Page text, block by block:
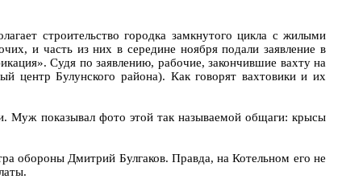
строительство городка замкнутого цикла с жилыми
и часть из них в середине ноября подали заявление в
Судя по заявлению, рабочие, закончившие вахту на
центр Булунского района). Как говорят вахтовики и их
Муж показывал фото этой так называемой общаги: крысы
обороны Дмитрий Булгаков. Правда, на Котельном его не